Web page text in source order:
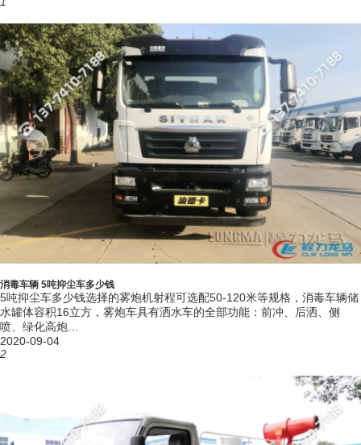
焊缝均匀，外部焊缝均为满焊，采用断焊的保证断焊长度和间距一致。
10）所装取力器传动速比保证水泵在额定工作转速时发动机处于经济转
速范围；侧后防护应符合国家标准GB11567.1和GB11567.2；按照国家
标准要求加装侧标志灯和后示廓灯。
11）雾炮电控系统由专业电力工程师优化设计，使用安全系数更高，**不
会漏电、短路，且喷雾机设有一键紧急停止按钮，操作安全可靠。配套动
力灵活，既可用三相380V的市电，也可由配套柴油发电机组供电。
12）经过15年的制造经验，不断对产品进行优化设计，具有结构设计合
理、操作简单、维护方便、使用经济、寿命长等特点。
四、抑尘车的推荐选择方案：
1）30米射程左右的需求可选择小型抑尘车或在常见的洒水车尾部进行加
2）更远射程需求需选择更专业的多功能抑尘车，其选择雾炮机更加灵
活。
3）道路运输、铁路或轨道运输等需要进行表面封层，抑制扬尘飘洒，则
4）用于移动式消毒杀菌，选择多功能抑尘式消毒车和洒水车式雾炮消毒
5）用于固定厂区大门或路口，对车辆行驶通过时进行消毒，可选车辆通
消毒车辆 5吨抑尘车多少钱
5吨抑尘车多少钱选择的雾炮机射程可选配50-120米等规格，消毒车辆储
水罐体容积16立方，雾炮车具有洒水车的全部功能：前冲、后洒、侧
喷、绿化高炮…
2020-09-04
2